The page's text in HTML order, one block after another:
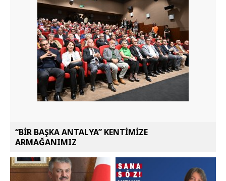
“BİR BAŞKA ANTALYA” KENTİMİZE
ARMAĞANIMIZ